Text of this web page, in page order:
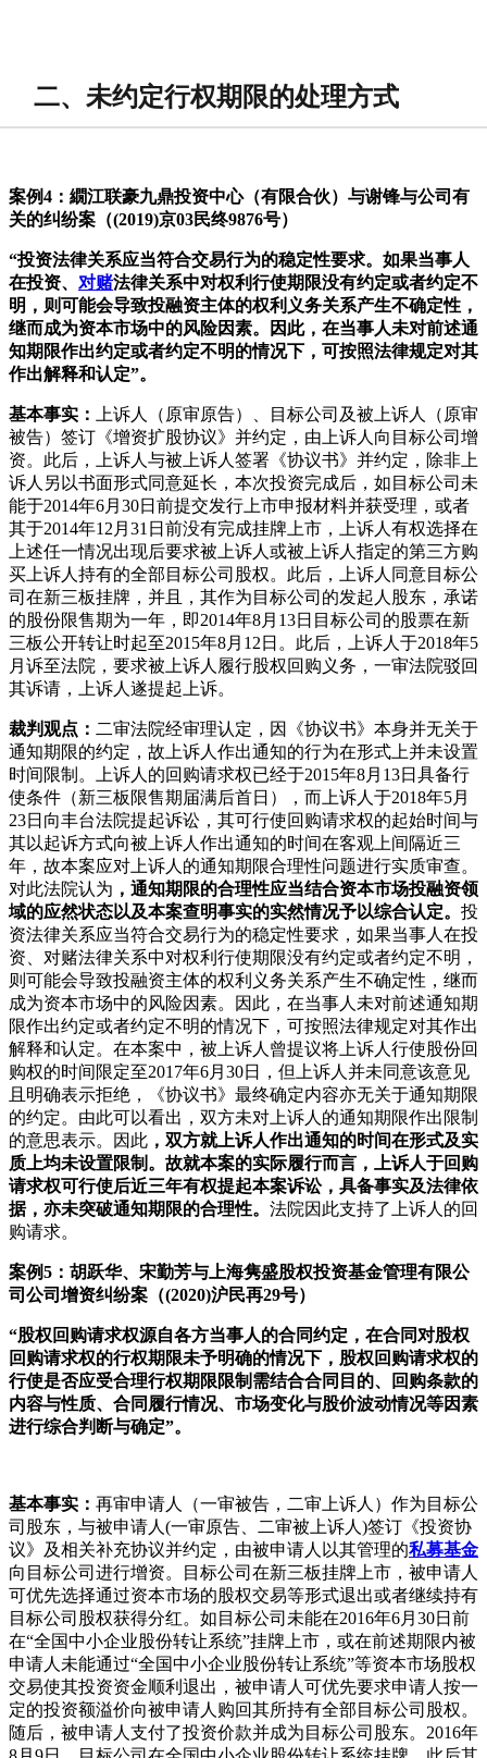
二、未约定行权期限的处理方式
案例4：繝江联豪九鼎投资中心（有限合伙）与谢锋与公司有
关的纠纷案（(2019)京03民终9876号）
“投资法律关系应当符合交易行为的稳定性要求。如果当事人
在投资、 对赌法律关系中对权利行使期限没有约定或者约定不
明，则可能会导致投融资主体的权利义务关系产生不确定性，
继而成为资本市场中的风险因素。因此，在当事人未对前述通
知期限作出约定或者约定不明的情况下，可按照法律规定对其
作出解释和认定”。
基本事实：
上诉人（原审原告）、目标公司及被上诉人（原审
被告）签订《增资扩股协议》并约定，由上诉人向目标公司增
资。此后，上诉人与被上诉人签署《协议书》并约定，除非上
诉人另以书面形式同意延长，本次投资完成后，如目标公司未
能于2014年6月30日前提交发行上市申报材料并获受理，或者
其于2014年12月31日前没有完成挂牌上市，上诉人有权选择在
上述任一情况出现后要求被上诉人或被上诉人指定的第三方购
买上诉人持有的全部目标公司股权。此后，上诉人同意目标公
司在新三板挂牌，并且，其作为目标公司的发起人股东，承诺
的股份限售期为一年，即2014年8月13日目标公司的股票在新
三板公开转让时起至2015年8月12日。此后，上诉人于2018年5
月诉至法院，要求被上诉人履行股权回购义务，一审法院驳回
其诉请，上诉人遂提起上诉。
裁判观点： 二审法院经审理认定，因《协议书》本身并无关于
通知期限的约定，故上诉人作出通知的行为在形式上并未设置
时间限制。上诉人的回购请求权已经于2015年8月13日具备行
使条件（新三板限售期届满后首日），而上诉人于2018年5月
23日向丰台法院提起诉讼，其可行使回购请求权的起始时间与
其以起诉方式向被上诉人作出通知的时间在客观上间隔近三
年，故本案应对上诉人的通知期限合理性问题进行实质审查。
对此法院认为 ，通知期限的合理性应当结合资本市场投融资领
域的应然状态以及本案查明事实的实然情况予以综合认定。 投
资法律关系应当符合交易行为的稳定性要求，如果当事人在投
资、对赌法律关系中对权利行使期限没有约定或者约定不明，
则可能会导致投融资主体的权利义务关系产生不确定性，继而
成为资本市场中的风险因素。因此，在当事人未对前述通知期
限作出约定或者约定不明的情况下，可按照法律规定对其作出
解释和认定。在本案中，被上诉人曾提议将上诉人行使股份回
购权的时间限定至2017年6月30日，但上诉人并未同意该意见
且明确表示拒绝，《协议书》最终确定内容亦无关于通知期限
的约定。由此可以看出，双方未对上诉人的通知期限作出限制
的意思表示。因此 ，双方就上诉人作出通知的时间在形式及实
质上均未设置限制。故就本案的实际履行而言，上诉人于回购
请求权可行使后近三年有权提起本案诉讼，具备事实及法律依
据，亦未突破通知期限的合理性。 法院因此支持了上诉人的回
购请求。
案例5：胡跃华、宋勤芳与上海隽盛股权投资基金管理有限公
司公司增资纠纷案（(2020)沪民再29号）
“股权回购请求权源自各方当事人的合同约定，在合同对股权
回购请求权的行权期限未予明确的情况下，股权回购请求权的
行使是否应受合理行权期限限制需结合合同目的、回购条款的
内容与性质、合同履行情况、市场变化与股价波动情况等因素
进行综合判断与确定”。
基本事实： 再审申请人（一审被告，二审上诉人）作为目标公
司股东，与被申请人(一审原告、二审被上诉人)签订《投资协
议》及相关补充协议并约定，由被申请人以其管理的私募基金
向目标公司进行增资。目标公司在新三板挂牌上市，被申请人
可优先选择通过资本市场的股权交易等形式退出或者继续持有
目标公司股权获得分红。如目标公司未能在2016年6月30日前
在“全国中小企业股份转让系统”挂牌上市，或在前述期限内被
申请人未能通过“全国中小企业股份转让系统”等资本市场股权
交易使其投资资金顺利退出，被申请人可优先要求申请人按一
定的投资额溢价向被申请人购回其所持有全部目标公司股权。
随后，被申请人支付了投资价款并成为目标公司股东。2016年